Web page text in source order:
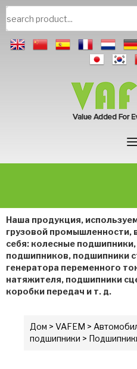
Наша продукция,
грузовой промышленности,
себя: колесные
подшипников, подшипники
генератора переменного
натяжителя, подшипники
коробки передач и т. д.
Дом > VAFEM >
подшипники >